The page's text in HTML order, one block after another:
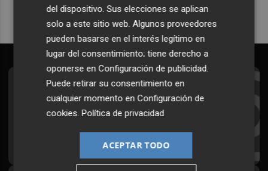
Suscríbete al Boletín
Todos los días a primera hora en tu email
del dispositivo. Sus elecciones se aplican
solo a este sitio web. Algunos proveedores
pueden basarse en el interés legítimo en
lugar del consentimiento; tiene derecho a
oponerse enConfiguración de publicidad.
Puede retirar su consentimiento en
cualquier momento enConfiguración de
cookies.Política de privacidad
ACEPTAR TODO